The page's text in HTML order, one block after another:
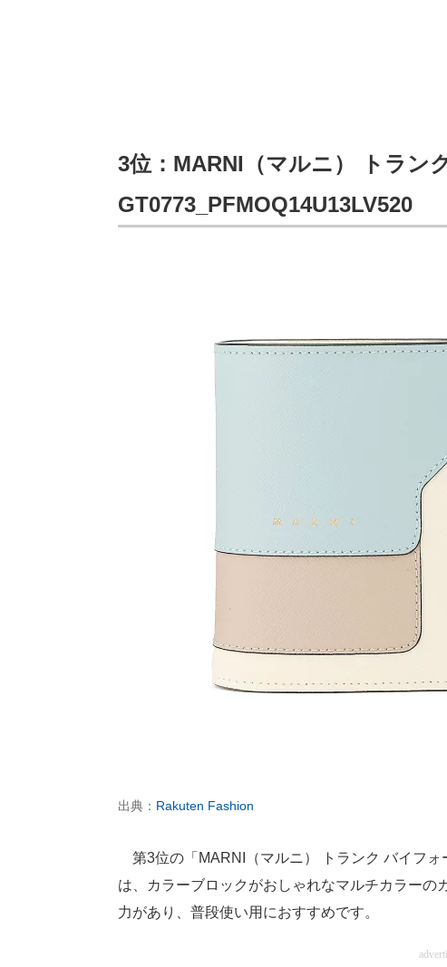
3位：MARNI（マルニ） トラン
GT0773_PFMOQ14U13LV520
出典： Rakuten Fashion
第3位の「MARNI（マルニ） トランク バイフォ
は、カラーブロックがおしゃれなマルチカラー
力があり、普段使い用におすすめです。